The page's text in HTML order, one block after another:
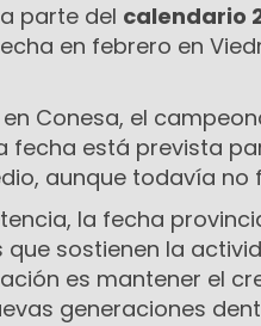
parte del calendario
en febrero en
Conesa, el
fecha está prevista
aunque todavía
la fecha
que sostienen la
es mantener el
generaciones